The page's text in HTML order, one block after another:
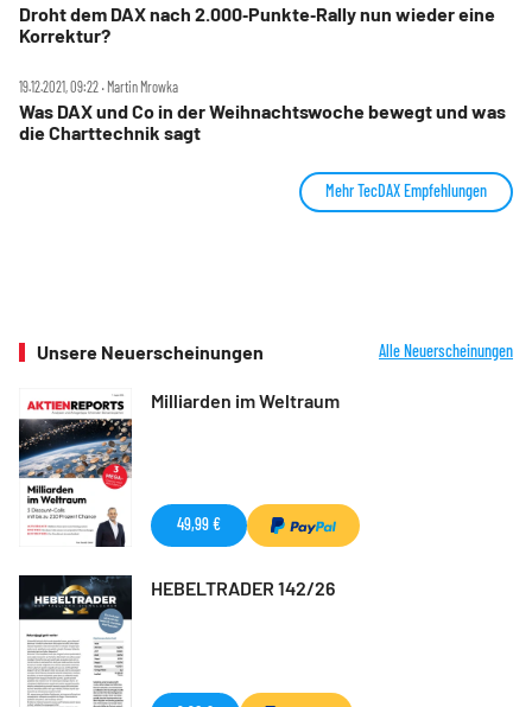
Droht dem DAX nach 2.000‑Punkte‑Rally nun wieder eine
Korrektur?
19.12.2021, 09:22 ‧ Martin Mrowka
Was DAX und Co in der Weihnachtswoche bewegt und was
die Charttechnik sagt
Mehr TecDAX Empfehlungen
Unsere Neuerscheinungen Alle Neuerscheinungen
Milliarden im Weltraum
49,99 €
HEBELTRADER 142/26